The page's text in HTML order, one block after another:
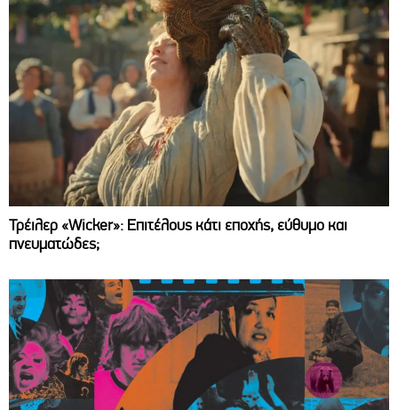
Τρέιλερ «Wicker»: Επιτέλους κάτι εποχής, εύθυμο και
πνευματώδες;